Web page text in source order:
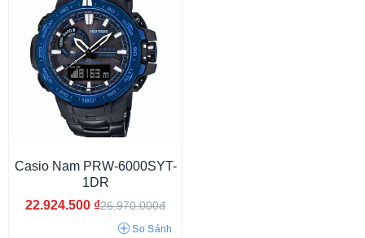
Mặt tròn
Casio Nam PRW-6000SYT-
1DR
22.924.500 ₫26.970.000đ
So Sánh